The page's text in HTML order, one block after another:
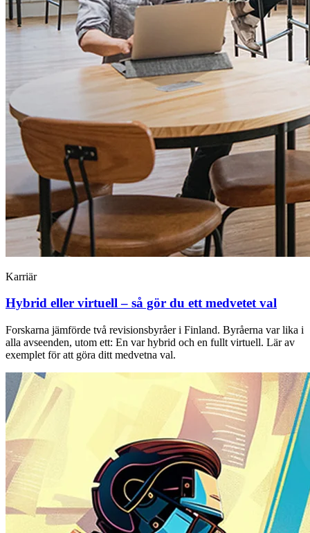
Karriär
Hybrid eller virtuell – så gör du ett medvetet val
Forskarna jämförde två revisionsbyråer i Finland. Byråerna var lika i
alla avseenden, utom ett: En var hybrid och en fullt virtuell. Lär av
exemplet för att göra ditt medvetna val.